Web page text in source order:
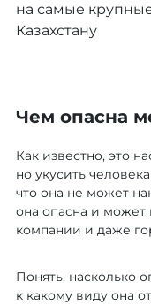
на самые
Казахстану
Чем опасна
Как известно, это
но укусить
что она не может
она опасна и может
компании и даже
Понять, насколько
к какому виду она